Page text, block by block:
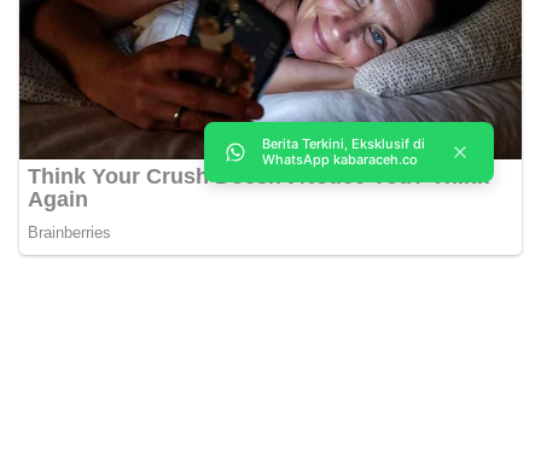
Berita Terkini, Eksklusif di
WhatsApp kabaraceh.co